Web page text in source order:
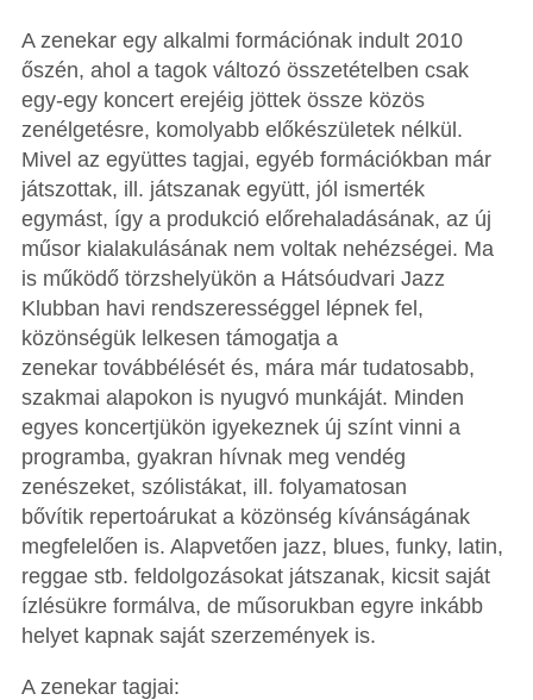
A zenekar egy alkalmi formációnak indult 2010
őszén, ahol a tagok változó összetételben csak
egy-egy koncert erejéig jöttek össze közös
zenélgetésre, komolyabb előkészületek nélkül.
Mivel az együttes tagjai, egyéb formációkban már
játszottak, ill. játszanak együtt, jól ismerték
egymást, így a produkció előrehaladásának, az új
műsor kialakulásának nem voltak nehézségei. Ma
is működő törzshelyükön a Hátsóudvari Jazz
Klubban havi rendszerességgel lépnek fel,
közönségük lelkesen támogatja a
zenekar továbbélését és, mára már tudatosabb,
szakmai alapokon is nyugvó munkáját. Minden
egyes koncertjükön igyekeznek új színt vinni a
programba, gyakran hívnak meg vendég
zenészeket, szólistákat, ill. folyamatosan
bővítik repertoárukat a közönség kívánságának
megfelelően is. Alapvetően jazz, blues, funky, latin,
reggae stb. feldolgozásokat játszanak, kicsit saját
ízlésükre formálva, de műsorukban egyre inkább
helyet kapnak saját szerzemények is.
A zenekar tagjai: